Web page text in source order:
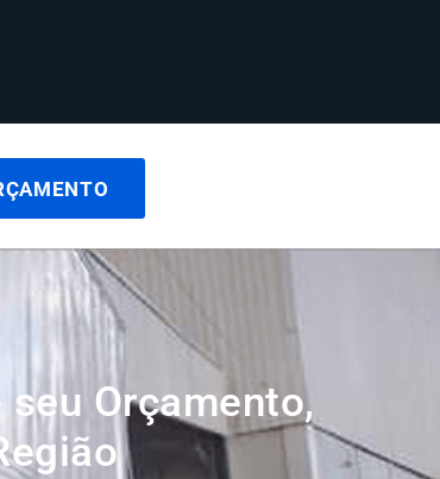
Orçamento,